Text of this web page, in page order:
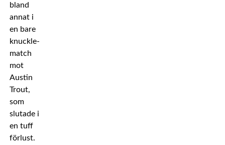
bland
annat i
en bare
knuckle-
match
mot
Austin
Trout,
som
slutade i
en tuff
förlust.